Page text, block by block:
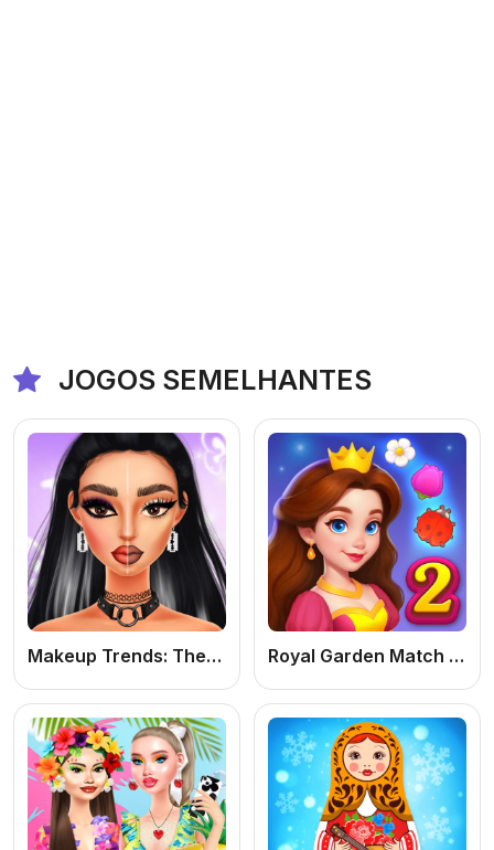
JOGOS SEMELHANTES
Makeup Trends: Then And Now Royal Garden Match 2: Jogo de Puzzle Match-3 Online Grátis de Jardim